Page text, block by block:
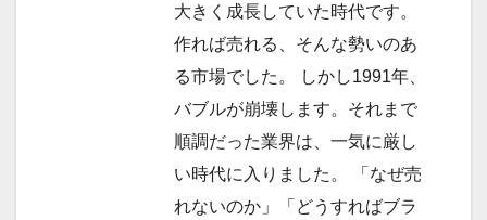
大きく成長していた時代です。
作れば売れる、そんな勢いのあ
る市場でした。 しかし1991年、
バブルが崩壊します。それまで
順調だった業界は、一気に厳し
い時代に入りました。 「なぜ売
れないのか」「どうすればブラ